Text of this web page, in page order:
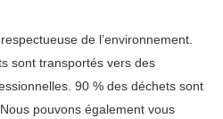
de l’environnement.
sont transportés vers des
90 % des déchets sont
pouvons également vous